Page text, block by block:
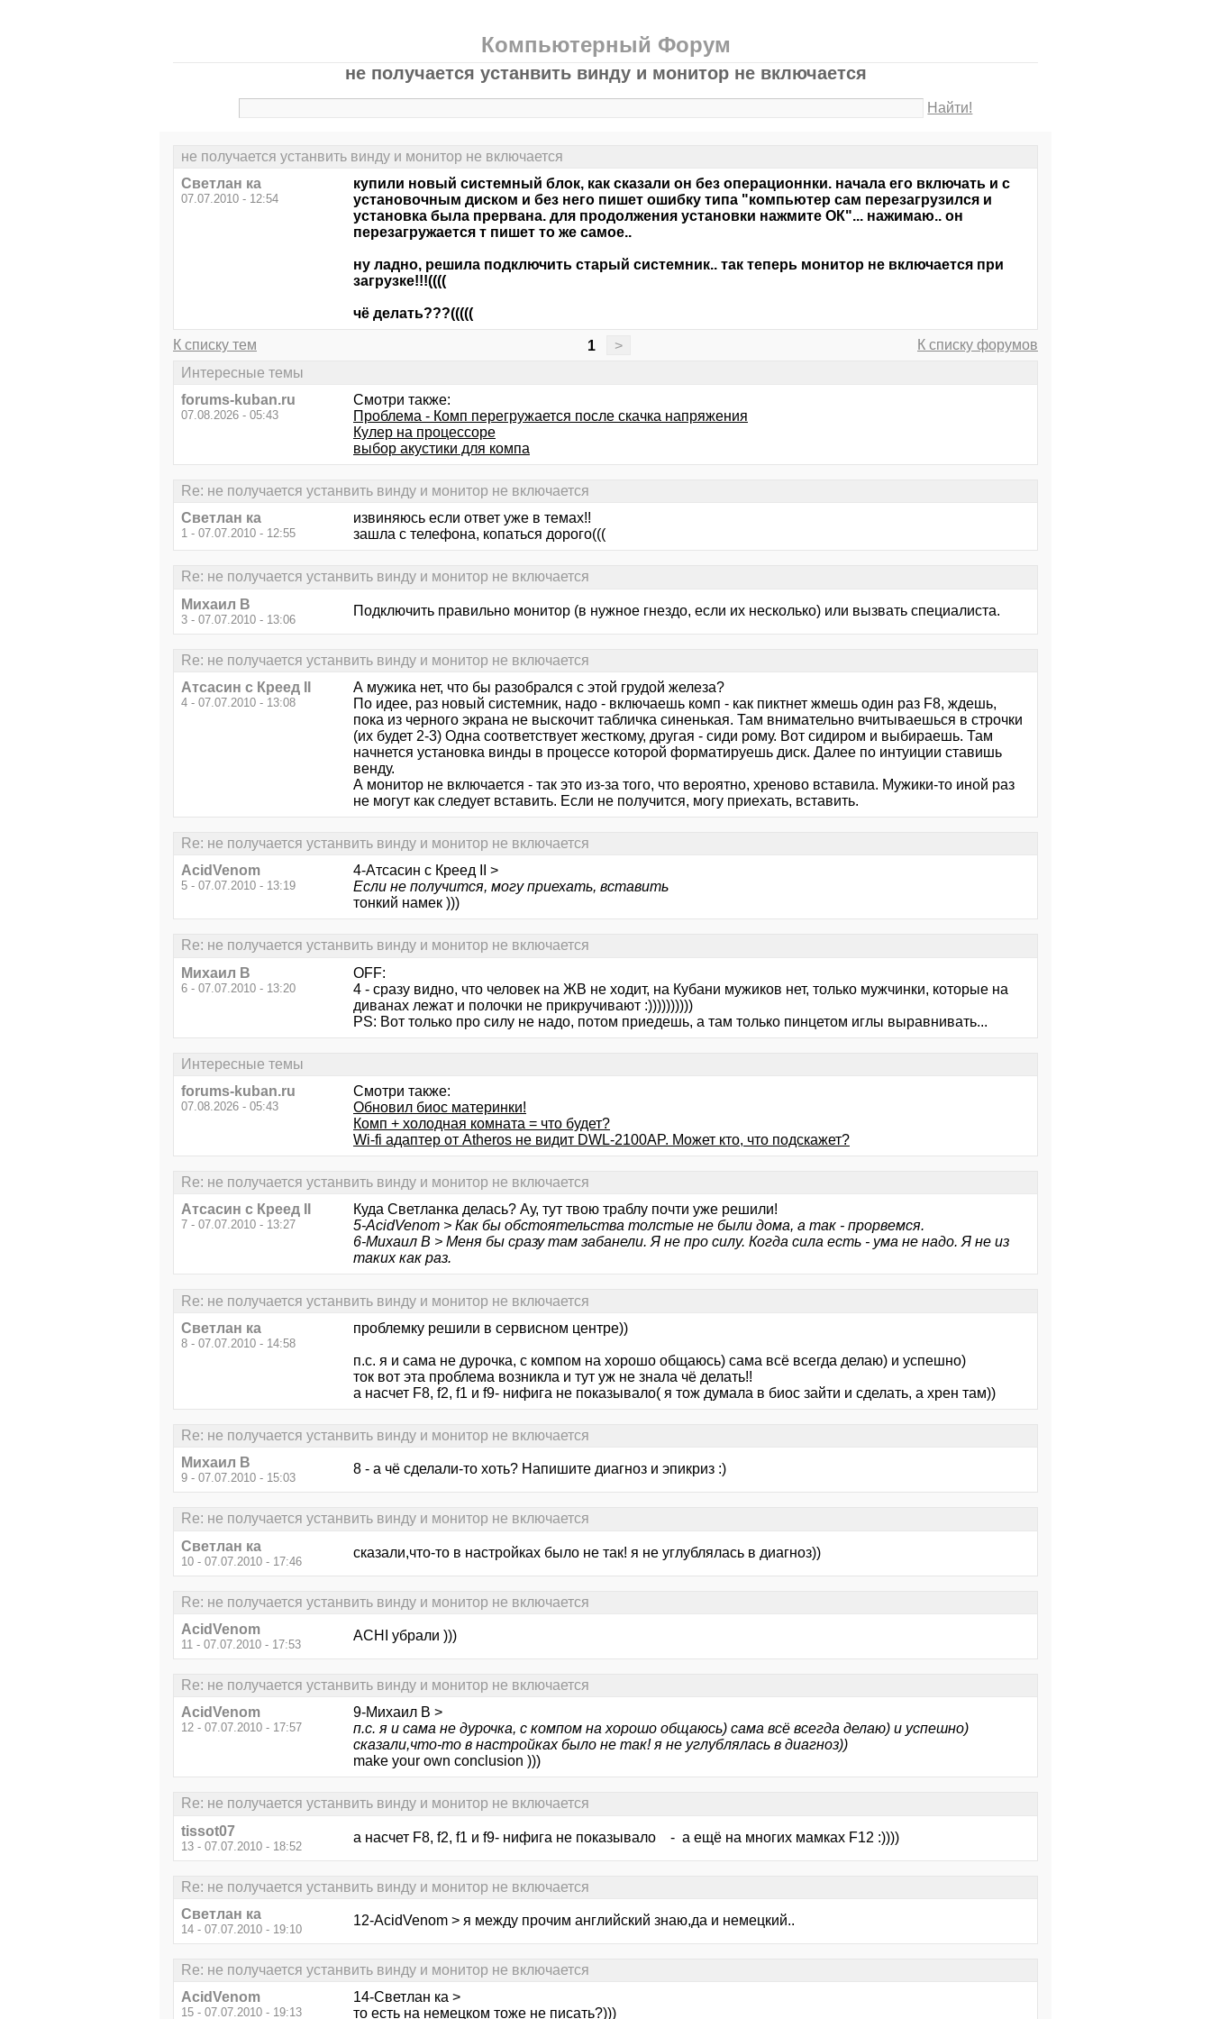
Компьютерный Форум
не получается устанвить винду и монитор не включается
Найти!
не получается устанвить винду и монитор не включается
Светлан ка
07.07.2010 - 12:54
купили новый системный блок, как сказали он без операционнки. начала его включать и с
установочным диском и без него пишет ошибку типа "компьютер сам перезагрузился и
установка была прервана. для продолжения установки нажмите ОК"... нажимаю.. он
перезагружается т пишет то же самое..
ну ладно, решила подключить старый системник.. так теперь монитор не включается при
загрузке!!!((((
чё делать???(((((
К списку тем 1 >
К списку форумов
Интересные темы
forums-kuban.ru
07.08.2026 - 05:43
Смотри также:
Проблема - Комп перегружается после скачка напряжения
Кулер на процессоре
выбор акустики для компа
Re: не получается устанвить винду и монитор не включается
Светлан ка
1 - 07.07.2010 - 12:55
извиняюсь если ответ уже в темах!!
зашла с телефона, копаться дорого(((
Re: не получается устанвить винду и монитор не включается
Михаил В
3 - 07.07.2010 - 13:06
Подключить правильно монитор (в нужное гнездо, если их несколько) или вызвать специалиста.
Re: не получается устанвить винду и монитор не включается
Атсасин с Креед II
4 - 07.07.2010 - 13:08
А мужика нет, что бы разобрался с этой грудой железа?
По идее, раз новый системник, надо - включаешь комп - как пиктнет жмешь один раз F8, ждешь,
пока из черного экрана не выскочит табличка синенькая. Там внимательно вчитываешься в строчки
(их будет 2-3) Одна соответствует жесткому, другая - сиди рому. Вот сидиром и выбираешь. Там
начнется установка винды в процессе которой форматируешь диск. Далее по интуиции ставишь
венду.
А монитор не включается - так это из-за того, что вероятно, хреново вставила. Мужики-то иной раз
не могут как следует вставить. Если не получится, могу приехать, вставить.
Re: не получается устанвить винду и монитор не включается
AcidVenom
5 - 07.07.2010 - 13:19
4-Атсасин с Креед II >
Если не получится, могу приехать, вставить
тонкий намек )))
Re: не получается устанвить винду и монитор не включается
Михаил В
6 - 07.07.2010 - 13:20
OFF:
4 - сразу видно, что человек на ЖВ не ходит, на Кубани мужиков нет, только мужчинки, которые на
диванах лежат и полочки не прикручивают :))))))))))
PS: Вот только про силу не надо, потом приедешь, а там только пинцетом иглы выравнивать...
Интересные темы
forums-kuban.ru
07.08.2026 - 05:43
Смотри также:
Обновил биос материнки!
Комп + холодная комната = что будет?
Wi-fi адаптер от Atheros не видит DWL-2100AP. Может кто, что подскажет?
Re: не получается устанвить винду и монитор не включается
Атсасин с Креед II
7 - 07.07.2010 - 13:27
Куда Светланка делась? Ау, тут твою траблу почти уже решили!
5-AcidVenom > Как бы обстоятельства толстые не были дома, а так - прорвемся.
6-Михаил В > Меня бы сразу там забанели. Я не про силу. Когда сила есть - ума не надо. Я не из
таких как раз.
Re: не получается устанвить винду и монитор не включается
Светлан ка
8 - 07.07.2010 - 14:58
проблемку решили в сервисном центре))
п.с. я и сама не дурочка, с компом на хорошо общаюсь) сама всё всегда делаю) и успешно)
ток вот эта проблема возникла и тут уж не знала чё делать!!
а насчет F8, f2, f1 и f9- нифига не показывало( я тож думала в биос зайти и сделать, а хрен там))
Re: не получается устанвить винду и монитор не включается
Михаил В
9 - 07.07.2010 - 15:03
8 - а чё сделали-то хоть? Напишите диагноз и эпикриз :)
Re: не получается устанвить винду и монитор не включается
Светлан ка
10 - 07.07.2010 - 17:46
сказали,что-то в настройках было не так! я не углублялась в диагноз))
Re: не получается устанвить винду и монитор не включается
AcidVenom
11 - 07.07.2010 - 17:53
ACHI убрали )))
Re: не получается устанвить винду и монитор не включается
AcidVenom
12 - 07.07.2010 - 17:57
9-Михаил В >
п.с. я и сама не дурочка, с компом на хорошо общаюсь) сама всё всегда делаю) и успешно)
сказали,что-то в настройках было не так! я не углублялась в диагноз))
make your own conclusion )))
Re: не получается устанвить винду и монитор не включается
tissot07
13 - 07.07.2010 - 18:52
а насчет F8, f2, f1 и f9- нифига не показывало - а ещё на многих мамках F12 :))))
Re: не получается устанвить винду и монитор не включается
Светлан ка
14 - 07.07.2010 - 19:10
12-AcidVenom > я между прочим английский знаю,да и немецкий..
Re: не получается устанвить винду и монитор не включается
AcidVenom
15 - 07.07.2010 - 19:13
14-Светлан ка >
то есть на немецком тоже не писать?)))